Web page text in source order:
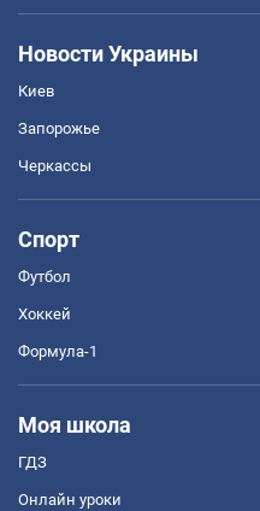
Новости Украины
Киев
Запорожье
Черкассы
Спорт
Футбол
Хоккей
Формула-1
Моя школа
ГДЗ
Онлайн уроки